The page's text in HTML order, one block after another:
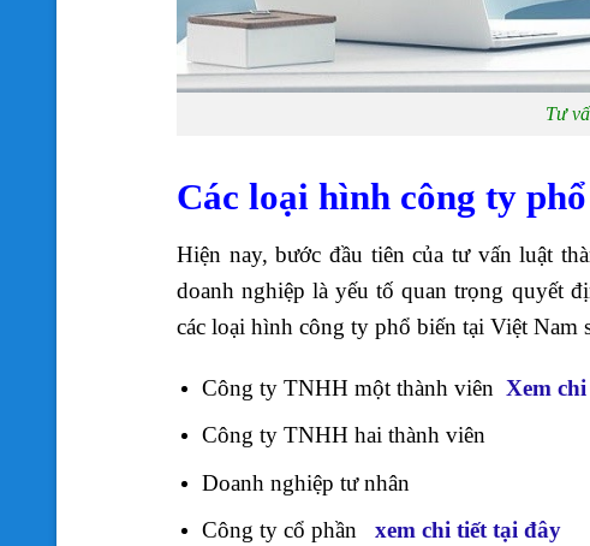
Tư
Các loại hình công ty
Hiện nay, bước đầu tiên của tư vấn luật
doanh nghiệp là yếu tố quan trọng quyết
các loại hình công ty phổ biến tại Việt Nam
Công ty TNHH một thành viên Xem
Công ty TNHH hai thành viên
Doanh nghiệp tư nhân
Công ty cổ phần xem chi tiết tại đây